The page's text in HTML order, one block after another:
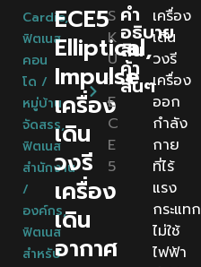
Cardio,
ฟิตเนส
คอน
โด /
หมู่บ้าน
จัดสรร,
ฟิตเนส
สำนักงาน
/
องค์กร,
ฟิตเนส
สำหรับ
ECE5
Elliptical,
Impulse
เครื่อง
เดิน
วงรี
เครื่อง
เดิน
อากาศ
S
K
U
:
E
C
E
5
คํา
อธิบาย
สิน
ค้า
สั้นๆ
เครื่อง
เดิน
วงรี
เครื่อง
ออก
กำลัง
กาย
ที่ไร้
แรง
กระแทก
ไม่ใช้
ไฟฟ้า